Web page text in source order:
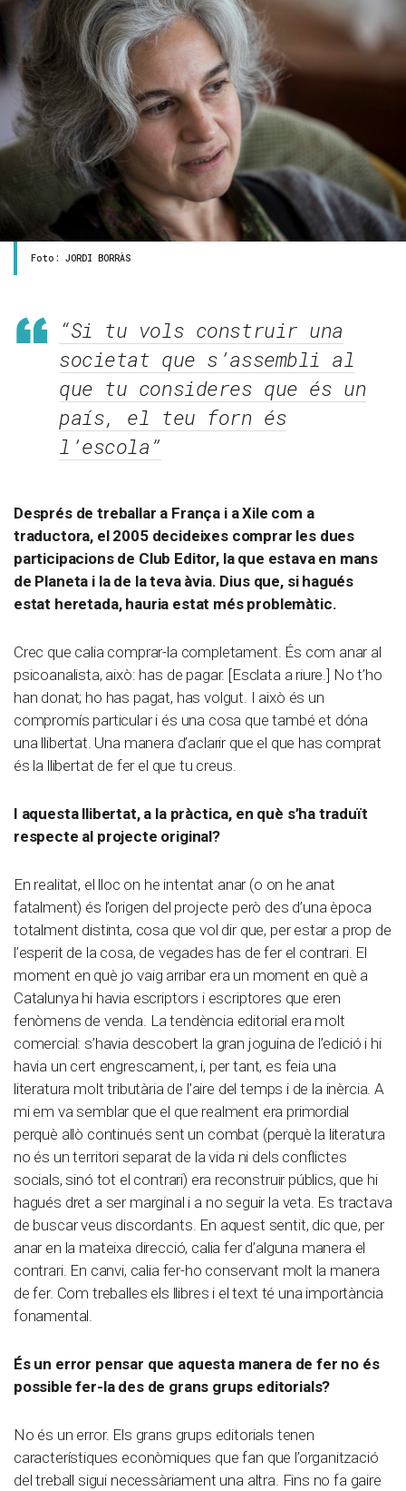
Foto: JORDI BORRÀS
“Si tu vols construir una
societat que s’assembli al
que tu consideres que és un
país, el teu forn és
l’escola”
Després de treballar a França i a Xile com a
traductora, el 2005 decideixes comprar les dues
participacions de Club Editor, la que estava en mans
de Planeta i la de la teva àvia. Dius que, si hagués
estat heretada, hauria estat més problemàtic.
Crec que calia comprar-la completament. És com anar al
psicoanalista, això: has de pagar. [Esclata a riure.] No t’ho
han donat; ho has pagat, has volgut. I això és un
compromís particular i és una cosa que també et dóna
una llibertat. Una manera d’aclarir que el que has comprat
és la llibertat de fer el que tu creus.
I aquesta llibertat, a la pràctica, en què s’ha traduït
respecte al projecte original?
En realitat, el lloc on he intentat anar (o on he anat
fatalment) és l’origen del projecte però des d’una època
totalment distinta, cosa que vol dir que, per estar a prop de
l’esperit de la cosa, de vegades has de fer el contrari. El
moment en què jo vaig arribar era un moment en què a
Catalunya hi havia escriptors i escriptores que eren
fenòmens de venda. La tendència editorial era molt
comercial: s’havia descobert la gran joguina de l’edició i hi
havia un cert engrescament, i, per tant, es feia una
literatura molt tributària de l’aire del temps i de la inèrcia. A
mi em va semblar que el que realment era primordial
perquè allò continués sent un combat (perquè la literatura
no és un territori separat de la vida ni dels conflictes
socials, sinó tot el contrari) era reconstruir públics, que hi
hagués dret a ser marginal i a no seguir la veta. Es tractava
de buscar veus discordants. En aquest sentit, dic que, per
anar en la mateixa direcció, calia fer d’alguna manera el
contrari. En canvi, calia fer-ho conservant molt la manera
de fer. Com treballes els llibres i el text té una importància
fonamental.
És un error pensar que aquesta manera de fer no és
possible fer-la des de grans grups editorials?
No és un error. Els grans grups editorials tenen
característiques econòmiques que fan que l’organització
del treball sigui necessàriament una altra. Fins no fa gaire